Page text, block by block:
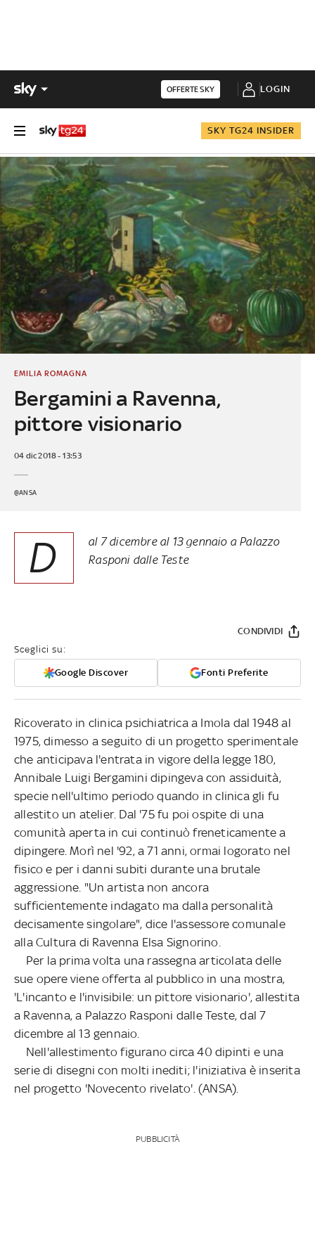
OFFERTE SKY LOGIN
SKY TG24 INSIDER
Bergamini a Ravenna,
pittore visionario
EMILIA ROMAGNA
04 dic 2018 - 13:53
@ANSA
D
al 7 dicembre al 13 gennaio a Palazzo
Rasponi dalle Teste
Sceglici su:
Google Discover Fonti Preferite
CONDIVIDI
Ricoverato in clinica psichiatrica a Imola dal 1948 al
1975, dimesso a seguito di un progetto sperimentale
che anticipava l'entrata in vigore della legge 180,
Annibale Luigi Bergamini dipingeva con assiduità,
specie nell'ultimo periodo quando in clinica gli fu
allestito un atelier. Dal '75 fu poi ospite di una
comunità aperta in cui continuò freneticamente a
dipingere. Morì nel '92, a 71 anni, ormai logorato nel
fisico e per i danni subiti durante una brutale
aggressione. "Un artista non ancora
sufficientemente indagato ma dalla personalità
decisamente singolare", dice l'assessore comunale
alla Cultura di Ravenna Elsa Signorino.
Per la prima volta una rassegna articolata delle
sue opere viene offerta al pubblico in una mostra,
'L'incanto e l'invisibile: un pittore visionario', allestita
a Ravenna, a Palazzo Rasponi dalle Teste, dal 7
dicembre al 13 gennaio.
Nell'allestimento figurano circa 40 dipinti e una
serie di disegni con molti inediti; l'iniziativa è inserita
nel progetto 'Novecento rivelato'. (ANSA).
PUBBLICITÀ